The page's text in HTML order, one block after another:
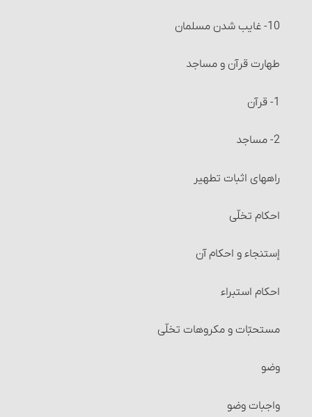
مصرف زکات فطره
عزل (کنار گذاشتن) زکات فطره و احکام آن
احکام خرید و فروش‏
مستحبّات معامله
معاملات مکروه
معاملات حرام‏ : خرید و فروش عین نجس، در شرایطی
معاملات حرام‏ : خرید و فروش اموالی که از طرق غیر شرعی
نداشته یا معمولاً برای حرام استفاده می‏شوند
معاملات حرام‏ : خرید و فروش چیزهایی که آمیخته به
10- غایب شدن مسلمان
طهارت قرآن و مساجد
1- قرآن
2- مساجد
راههای اثبات تطهیر
احکام تخلّی
إستنجاء و احکام آن
احکام استبراء
مستحبّات و مکروهات تخلّی
وضو
واجبات وضو